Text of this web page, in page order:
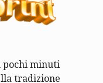
pochi minuti
tradizione